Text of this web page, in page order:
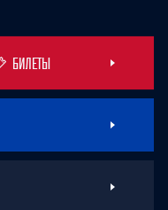
БИЛЕТЫ